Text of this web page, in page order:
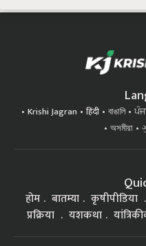
Krishi Jagran हिंदी বাঙালি
অসমীয়া
होम बातम्या कृषीपीडिया
प्रक्रिया
यशकथा